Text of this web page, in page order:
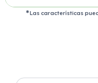
Las características